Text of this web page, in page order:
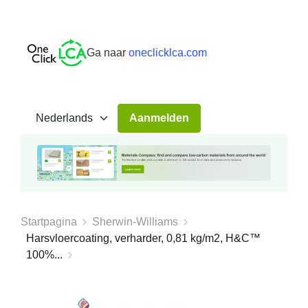
Ga naar oneclicklca.com
Aanmelden
Startpagina
Sherwin-Williams
Harsvloercoating, verharder, 0,81 kg/m2, H&C™
100%...